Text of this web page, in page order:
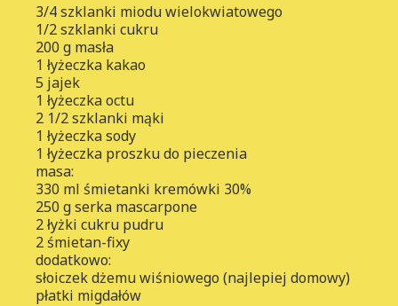
3/4 szklanki miodu wielokwiatowego
1/2 szklanki cukru
200 g masła
1 łyżeczka kakao
5 jajek
1 łyżeczka octu
2 1/2 szklanki mąki
1 łyżeczka sody
1 łyżeczka proszku do pieczenia
masa:
330 ml śmietanki kremówki 30%
250 g serka mascarpone
2 łyżki cukru pudru
2 śmietan-fixy
dodatkowo:
słoiczek dżemu wiśniowego (najlepiej domowy)
płatki migdałów